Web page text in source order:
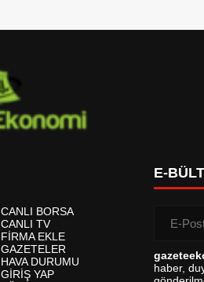
CANLI BORSA
CANLI TV
FİRMA EKLE
GAZETELER
HAVA DURUMU
GİRİŞ YAP
E-
haber,